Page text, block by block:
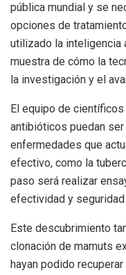
pública mundial y se
opciones de
utilizado la inteligencia
muestra de cómo la
la investigación y el
El equipo de
antibióticos puedan
enfermedades que
efectivo, como la
paso será realizar
efectividad y
Este descubrimiento
clonación de mamuts
hayan podido